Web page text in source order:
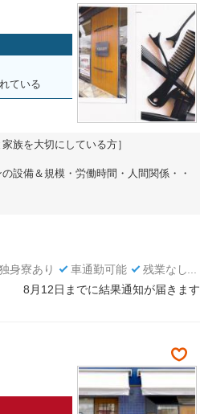
ている
族を大切にしている方］
設備＆規模・労働時間・人間関係・・
身寮あり 車通勤可能
残業なし
8月12日までに結果通知が届きます